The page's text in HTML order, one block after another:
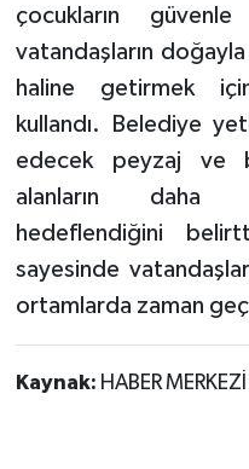
çocukların
vatandaşların
haline getirmek
kullandı. Belediye
edecek peyzaj ve
alanların daha
hedeflendiğini
sayesinde
ortamlarda zaman
Kaynak: HABER MERKEZİ